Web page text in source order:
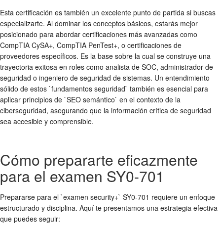
Esta certificación es también un excelente punto de partida si buscas
especializarte. Al dominar los conceptos básicos, estarás mejor
posicionado para abordar certificaciones más avanzadas como
CompTIA CySA+, CompTIA PenTest+, o certificaciones de
proveedores específicos. Es la base sobre la cual se construye una
trayectoria exitosa en roles como analista de SOC, administrador de
seguridad o ingeniero de seguridad de sistemas. Un entendimiento
sólido de estos `fundamentos seguridad` también es esencial para
aplicar principios de `SEO semántico` en el contexto de la
ciberseguridad, asegurando que la información crítica de seguridad
sea accesible y comprensible.
Cómo prepararte eficazmente
para el examen SY0-701
Prepararse para el `examen security+` SY0-701 requiere un enfoque
estructurado y disciplina. Aquí te presentamos una estrategia efectiva
que puedes seguir: